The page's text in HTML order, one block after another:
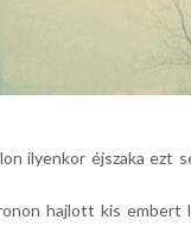
ilyenkor éjszaka
hajlott kis